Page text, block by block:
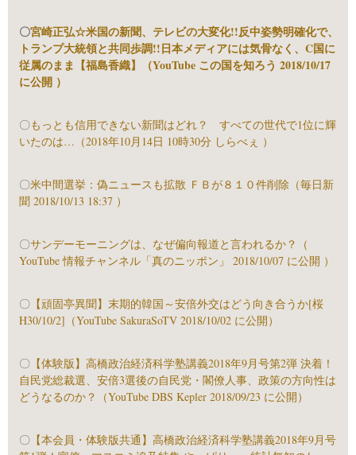
〇宮崎正弘☆米国の新聞、テレビの大変化!!反中姿勢明確化で、
トランプ大統領と共同歩調!!日本メディアには気骨なく、C国に
従属のまま【福島香織】（YouTube この国を知ろう 2018/10/17
に公開 ）
〇もっとも信用できない新聞はどれ？ すべての世代で1位に輝
いたのは…（2018年10月14日 10時30分 しらべぇ ）
〇米中間選挙：偽ニュースも拡散 ＦＢが８１０件削除（毎日新
聞 2018/10/13 18:37 ）
〇サンデーモーニングは、なぜ偏向報道と言われるか？（
YouTube 情報チャンネル「真のニッポン」 2018/10/07 に公開 ）
〇 【頑固亭異聞】末期的韓国～安倍外交はどう向き合うか[桜
H30/10/2]（YouTube SakuraSoTV 2018/10/02 に公開）
〇 【体験版】高橋政治経済科学塾講義2018年9月号第2弾 決着！
自民党総裁選、安倍3選後の自民党・閣僚人事、政策の方向性は
どうなるのか？（YouTube DBS Kepler 2018/09/23 に公開）
〇 【本会員・体験版共通】高橋政治経済科学塾講義2018年9月号